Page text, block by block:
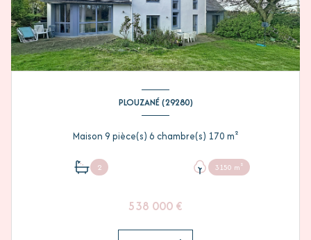
PLOUZANÉ (29280)
Maison 9 pièce(s) 6 chambre(s) 170 m²
2 3150 m²
538 000 €